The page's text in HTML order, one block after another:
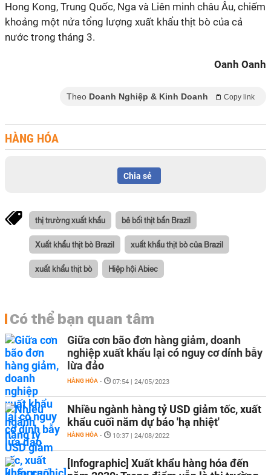
Hong Kong, Trung Quốc, Nga và Liên minh châu Âu, chiếm
khoảng một nửa tổng lượng xuất khẩu thịt bò của cả
nước trong tháng 3.
Oanh Oanh
Theo Doanh Nghiệp & Kinh Doanh Copy link
HÀNG HÓA
Chia sẻ
thị trường xuất khẩu bê bối thịt bẩn Brazil
Xuất khẩu thịt bò Brazil xuất khẩu thịt bò của Brazil
xuất khẩu thịt bò Hiệp hội Abiec
Có thể bạn quan tâm
Giữa cơn bão đơn hàng giảm, doanh
nghiệp xuất khẩu lại có nguy cơ dính bẫy
lừa đảo
HÀNG HÓA - 07:54 | 24/05/2023
Nhiều ngành hàng tỷ USD giảm tốc, xuất
khẩu cuối năm dự báo 'hạ nhiệt'
HÀNG HÓA - 10:37 | 24/08/2022
[Infographic] Xuất khẩu hàng hóa đến